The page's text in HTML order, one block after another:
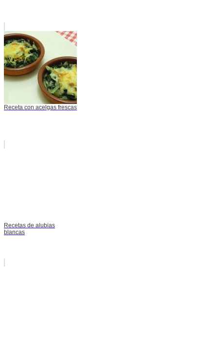
Receta con acelgas frescas
Recetas de alubias
blancas